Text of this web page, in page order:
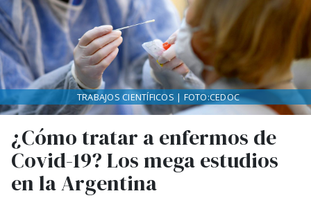
¿Cómo tratar a enfermos de
Covid-19? Los mega estudios
en la Argentina
TRABAJOS CIENTÍFICOS | FOTO:CEDOC